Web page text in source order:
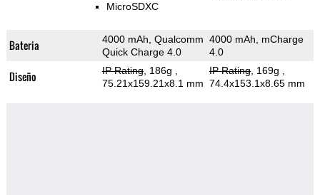
MicroSDXC
Bateria
4000 mAh, Qualcomm
Quick Charge 4.0
4000 mAh, mCharge
4.0
Diseño IP Rating, 186g
75.21x159.21x8.1 mm
IP Rating, 169g
74.4x153.1x8.65 mm